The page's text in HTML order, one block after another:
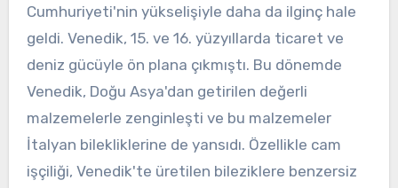
Cumhuriyeti'nin yükselişiyle daha da ilginç hale
geldi. Venedik, 15. ve 16. yüzyıllarda ticaret ve
deniz gücüyle ön plana çıkmıştı. Bu dönemde
Venedik, Doğu Asya'dan getirilen değerli
malzemelerle zenginleşti ve bu malzemeler
İtalyan bilekliklerine de yansıdı. Özellikle cam
işçiliği, Venedik'te üretilen bileziklere benzersiz